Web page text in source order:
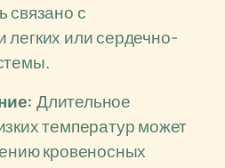
связано с
легких или сердечно-
Длительное
температур может
кровеносных